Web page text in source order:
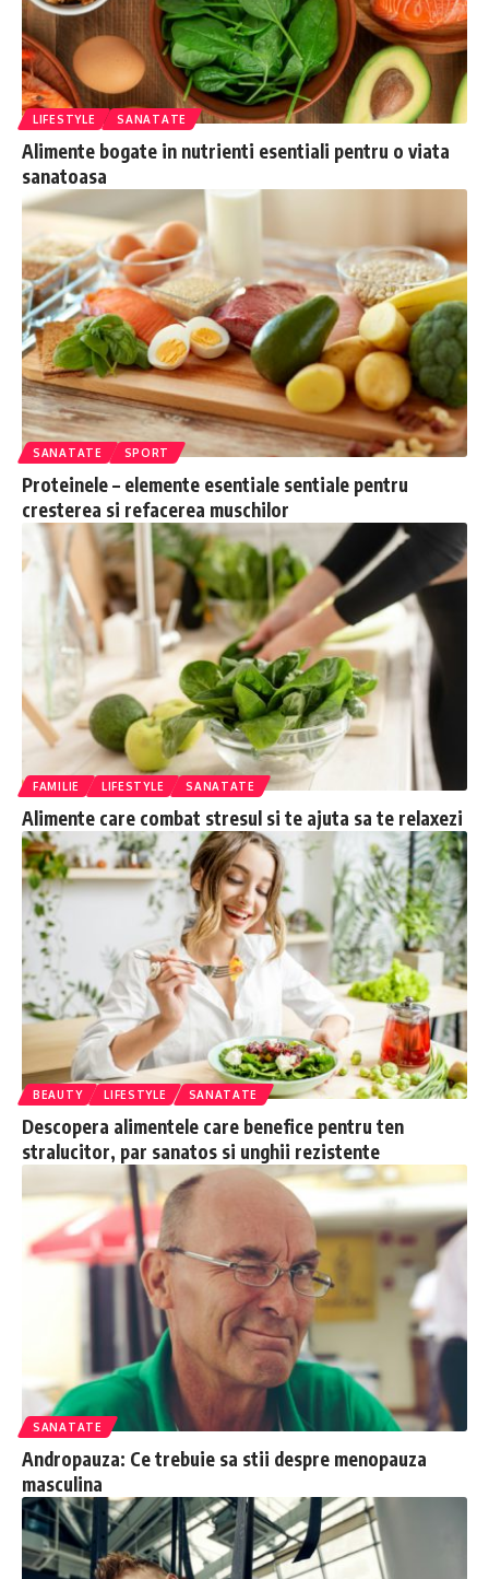
LIFESTYLE SANATATE
Alimente bogate in nutrienti esentiali pentru o viata
sanatoasa
SANATATE SPORT
Proteinele – elemente esentiale sentiale pentru
cresterea si refacerea muschilor
FAMILIE LIFESTYLE SANATATE
Alimente care combat stresul si te ajuta sa te relaxezi
BEAUTY LIFESTYLE SANATATE
Descopera alimentele care benefice pentru ten
stralucitor, par sanatos si unghii rezistente
SANATATE
Andropauza: Ce trebuie sa stii despre menopauza
masculina